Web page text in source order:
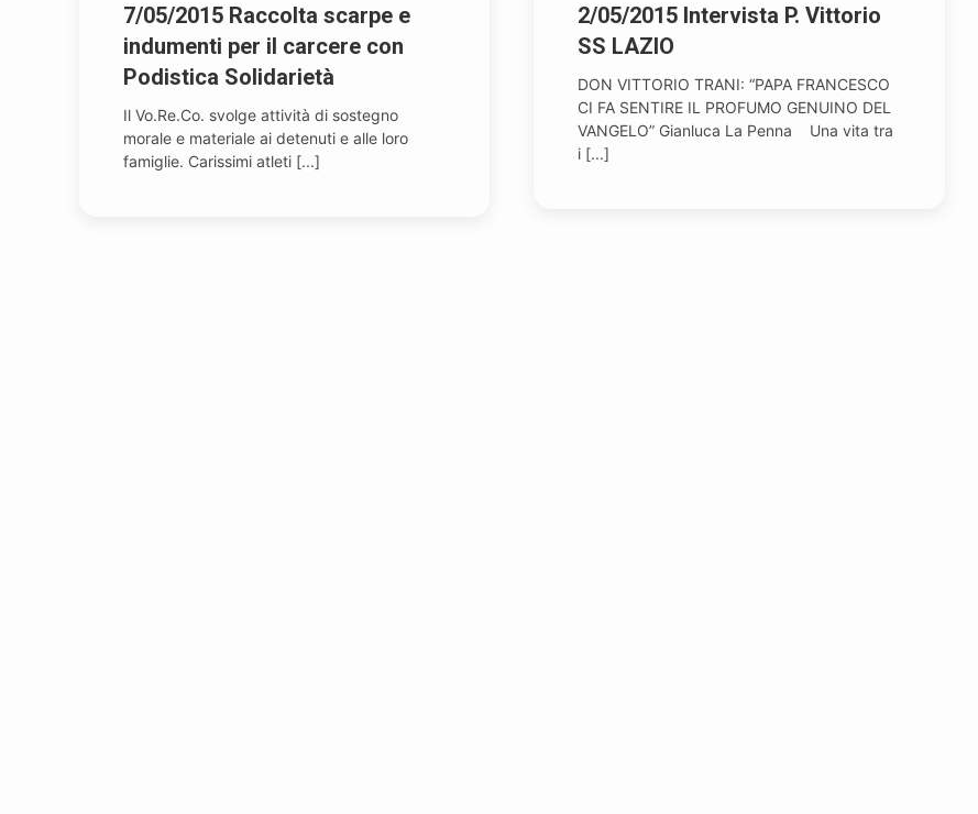
7/05/2015 Raccolta scarpe e
indumenti per il carcere con
Podistica Solidarietà
Il Vo.Re.Co. svolge attività di sostegno
morale e materiale ai detenuti e alle loro
famiglie. Carissimi atleti [...]
2/05/2015 Intervista P. Vittorio
SS LAZIO
DON VITTORIO TRANI: “PAPA FRANCESCO
CI FA SENTIRE IL PROFUMO GENUINO DEL
VANGELO” Gianluca La Penna Una vita tra
i [...]